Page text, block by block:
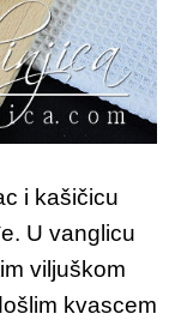
i kašičicu
U vanglicu
viljuškom
kvascem